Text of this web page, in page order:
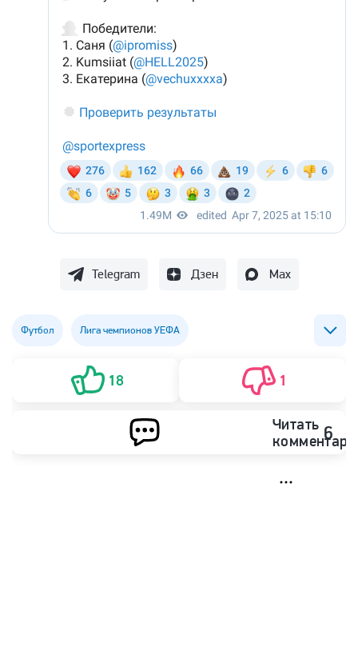
Telegram Дзен Max
Футбол Лига чемпионов УЕФА
ФК Арсенал (Лондон) ФК ПСЖ (Пари Сен-Жермен)
18 1
Читать 6